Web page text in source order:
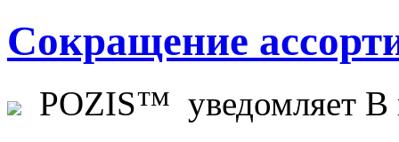
Сокращение
POZIS™ уведомляет В